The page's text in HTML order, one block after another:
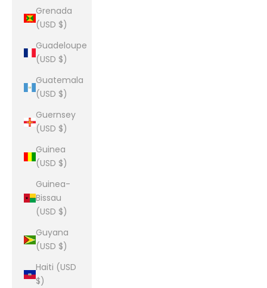
Grenada
(USD $)
Guadeloupe
(USD $)
Guatemala
(USD $)
Guernsey
(USD $)
Guinea
(USD $)
Guinea-
Bissau
(USD $)
Guyana
(USD $)
Haiti (USD
$)